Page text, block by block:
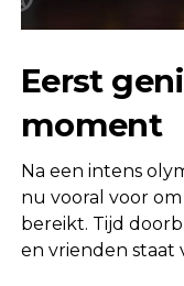
Eerst
moment
Na een intens
nu vooral voor
bereikt. Tijd
en vrienden staat